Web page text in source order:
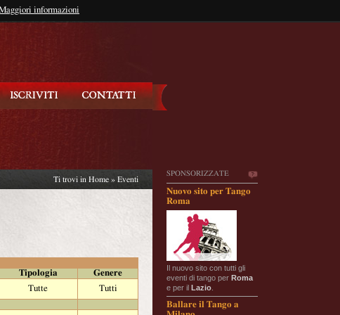
informazioni
SPONSORIZZATE
Nuovo sito per Tango
Roma
Il nuovo sito con tutti gli
eventi di tango per Roma
e per il Lazio
Ballare il Tango a
Ti trovi in Home » Eventi
Tipologia
Genere
Tutte
Tutti